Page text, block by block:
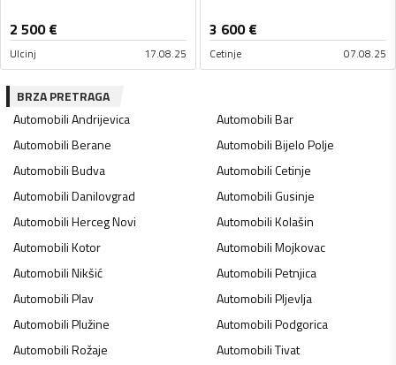
2 500€
Ulcinj 17.08.25
3 600€
Cetinje 07.08.25
BRZA PRETRAGA
AutomobiliAndrijevica AutomobiliBar
AutomobiliBerane AutomobiliBijelo Polje
AutomobiliBudva AutomobiliCetinje
AutomobiliDanilovgrad AutomobiliGusinje
AutomobiliHerceg Novi AutomobiliKolašin
AutomobiliKotor AutomobiliMojkovac
AutomobiliNikšić AutomobiliPetnjica
AutomobiliPlav AutomobiliPljevlja
AutomobiliPlužine AutomobiliPodgorica
AutomobiliRožaje AutomobiliTivat